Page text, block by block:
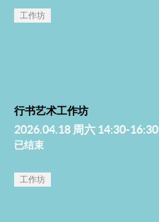
工作坊
行书艺术工作坊
2026.04.18 周六 14:30-16:30
已结束
工作坊